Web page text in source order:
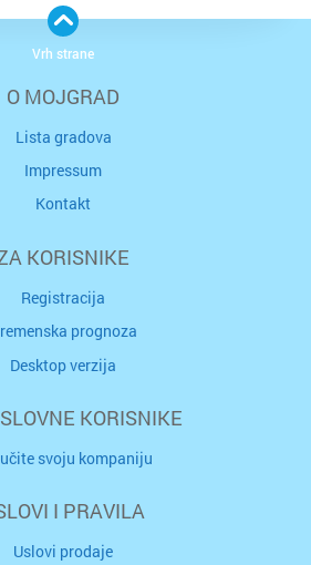
O MOJGRAD
Lista gradova
Impressum
Kontakt
KORISNIKE
Registracija
prognoza
Desktop verzija
KORISNIKE
svoju kompaniju
I PRAVILA
Uslovi prodaje
Vrh strane